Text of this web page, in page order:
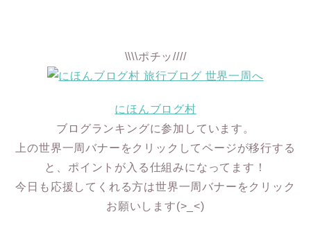
\\\\ポチッ////
にほんブログ村
ブログランキングに参加しています。
上の世界一周バナーをクリックしてページが移行する
と、ポイントが入る仕組みになってます！
今日も応援してくれる方は世界一周バナーをクリック
お願いします(>_<)